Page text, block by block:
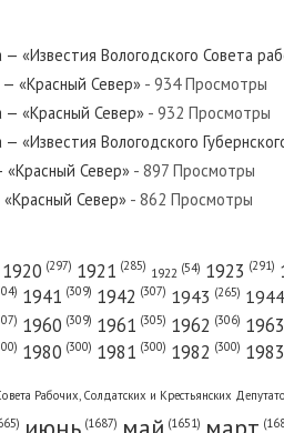
— «Красный Север»
— «Красный Север»
«Известия Вологодского Совета
«Красный Север» - 934 Просмотры
— «Красный Север» - 932 Просмотры
«Известия Вологодского
Север» - 897 Просмотры
Север» - 862 Просмотры
1920 (297) 1921 (285) 1922 (54) 1923 (291)
1941 (309) 1942 (307) 1943 (265) 1944
1960 (309) 1961 (305) 1962 (306) 1963
1980 (300) 1981 (300) 1982 (300) 1983
Рабочих, Солдатских и Крестьянских
(1687) (1651)